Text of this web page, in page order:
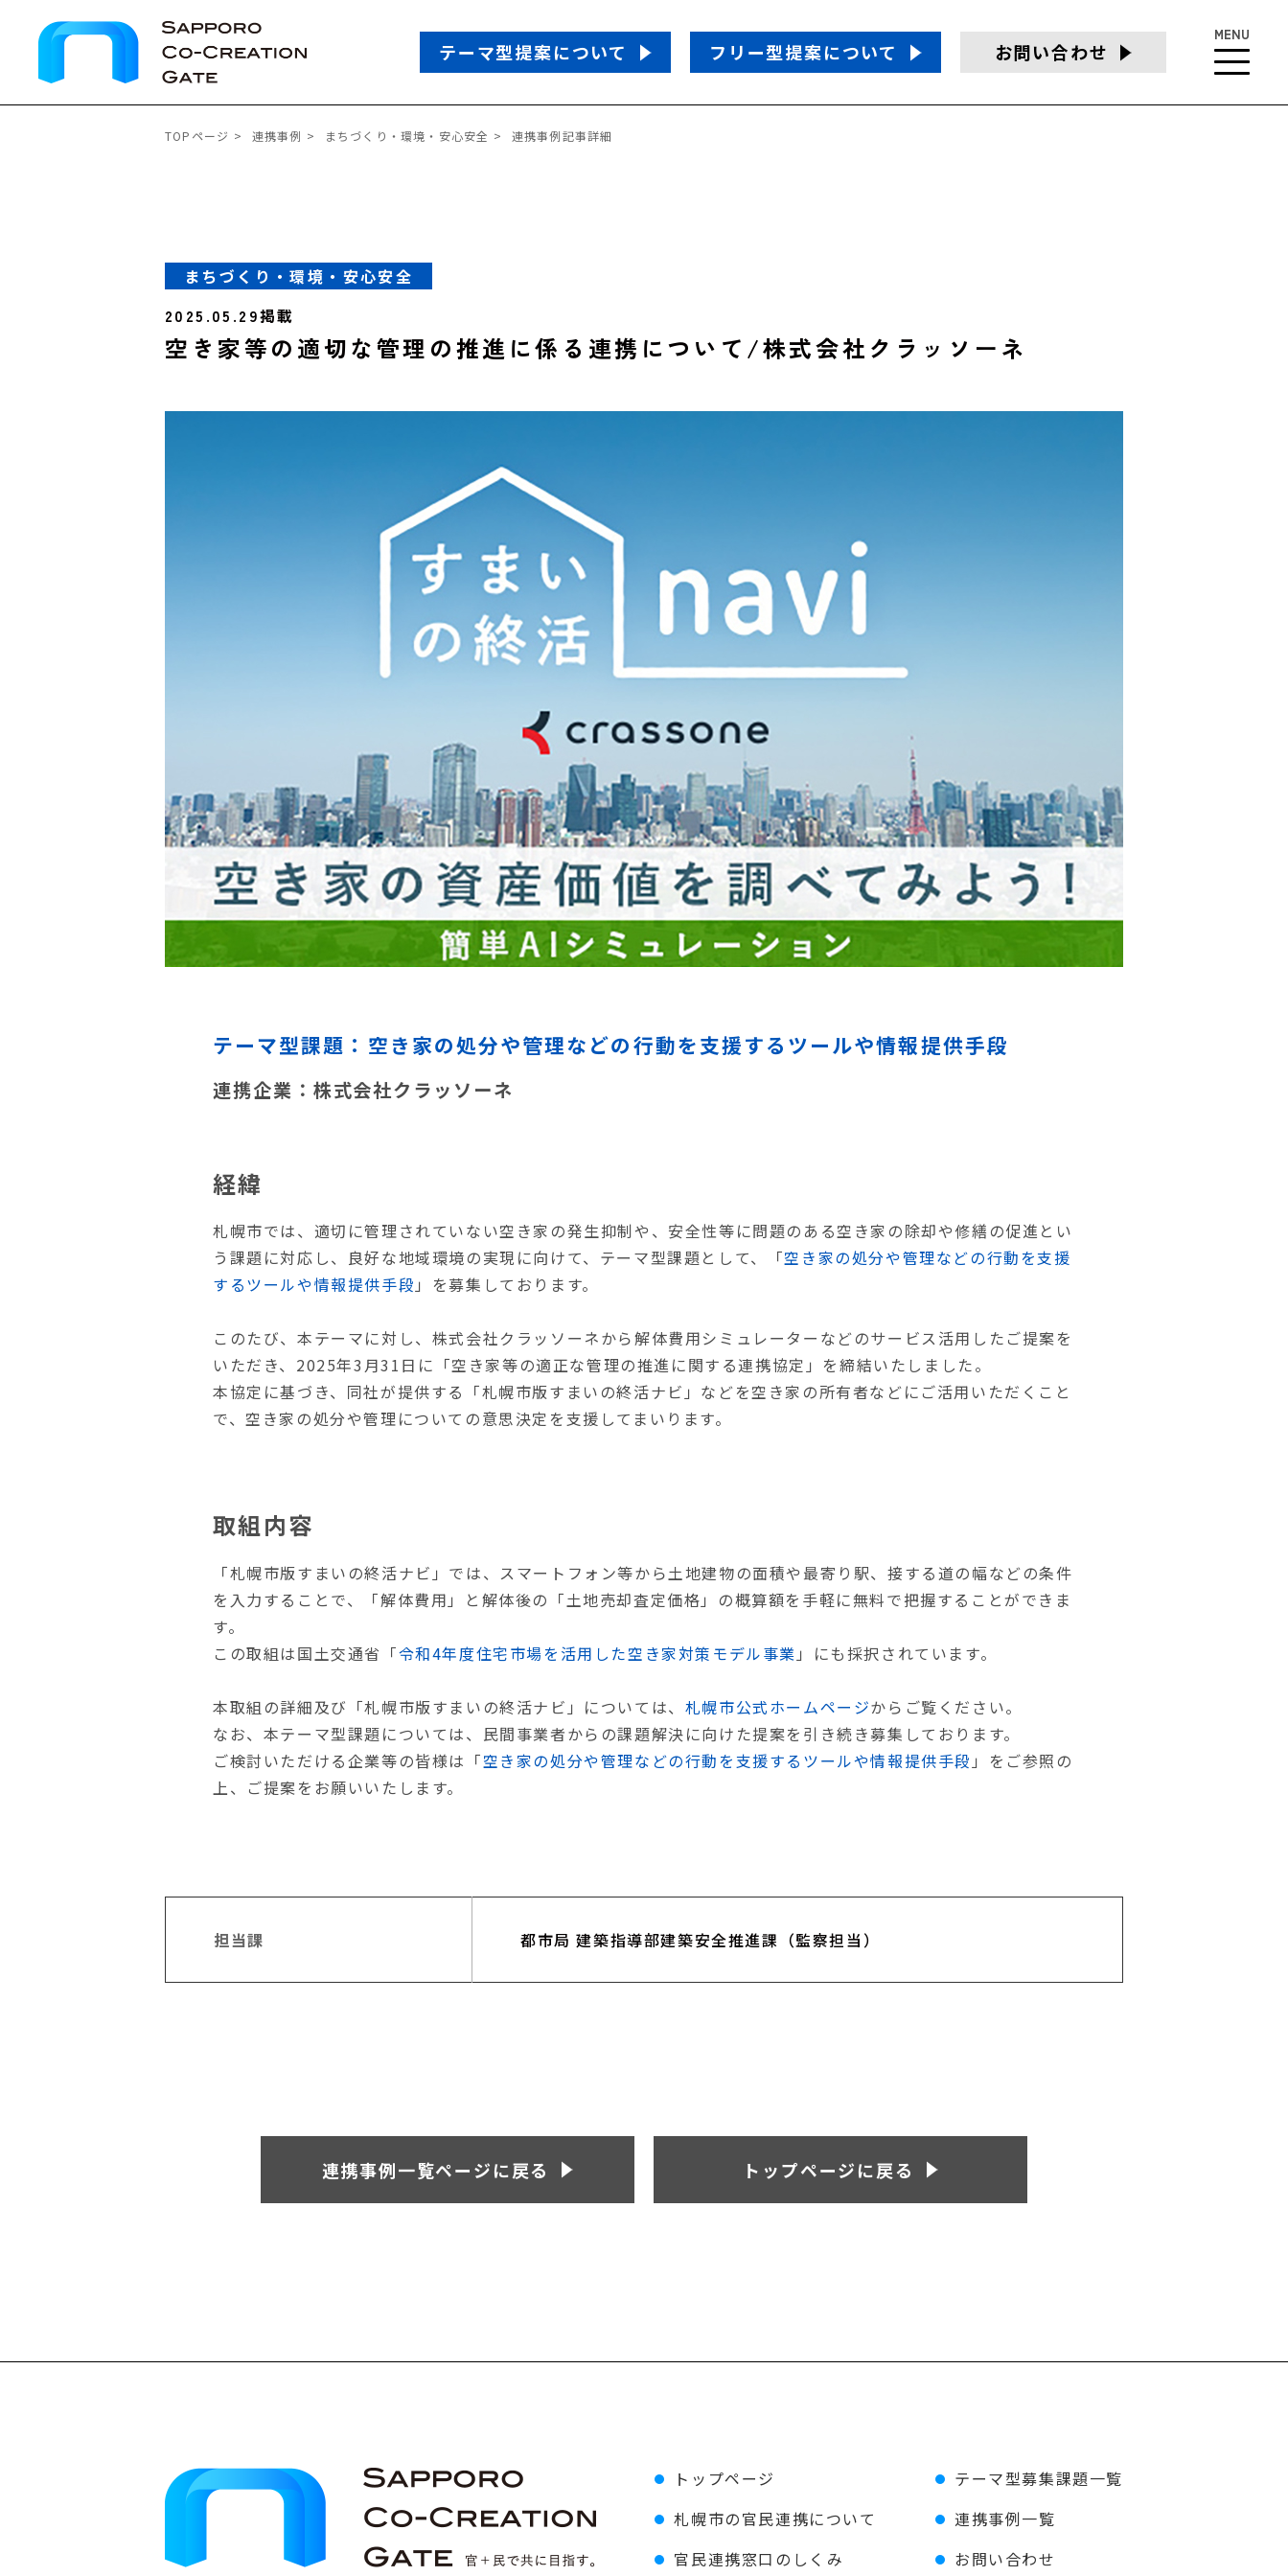
テーマ型提案について フリー型提案について お問い合わせ
MENU
TOPページ 連携事例 まちづくり・環境・安心安全 連携事例記事詳細
まちづくり・環境・安心安全
2025.05.29掲載
空き家等の適切な管理の推進に係る連携について/株式会社クラッソーネ
テーマ型課題：空き家の処分や管理などの行動を支援するツールや情報提供手段
連携企業：株式会社クラッソーネ
経緯
札幌市では、適切に管理されていない空き家の発生抑制や、安全性等に問題のある空き家の除却や修繕の促進とい
う課題に対応し、良好な地域環境の実現に向けて、テーマ型課題として、「空き家の処分や管理などの行動を支援
するツールや情報提供手段 」を募集しております。
このたび、本テーマに対し、株式会社クラッソーネから解体費用シミュレーターなどのサービス活用したご提案を
いただき、2025年3月31日に「空き家等の適正な管理の推進に関する連携協定」を締結いたしました。
本協定に基づき、同社が提供する「札幌市版すまいの終活ナビ」などを空き家の所有者などにご活用いただくこと
で、空き家の処分や管理についての意思決定を支援してまいります。
取組内容
「札幌市版すまいの終活ナビ」では、スマートフォン等から土地建物の面積や最寄り駅、接する道の幅などの条件
を入力することで、「解体費用」と解体後の「土地売却査定価格」の概算額を手軽に無料で把握することができま
す。
この取組は国土交通省「令和4年度住宅市場を活用した空き家対策モデル事業 」にも採択されています。
本取組の詳細及び「札幌市版すまいの終活ナビ」については、 札幌市公式ホームページからご覧ください。
なお、本テーマ型課題については、民間事業者からの課題解決に向けた提案を引き続き募集しております。
ご検討いただける企業等の皆様は「空き家の処分や管理などの行動を支援するツールや情報提供手段 」をご参照の
上、ご提案をお願いいたします。
担当課 都市局 建築指導部建築安全推進課（監察担当）
連携事例一覧ページに戻る トップページに戻る
トップページ
札幌市の官民連携について
官民連携窓口のしくみ
テーマ型募集課題一覧
連携事例一覧
お問い合わせ